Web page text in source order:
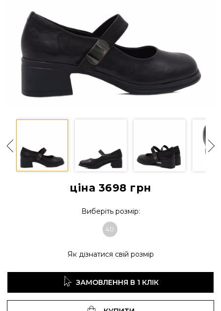
ціна 3698 грн
Виберіть розмір:
40
Як дізнатися свій розмір
ЗАМОВЛЕННЯ В 1 КЛІК